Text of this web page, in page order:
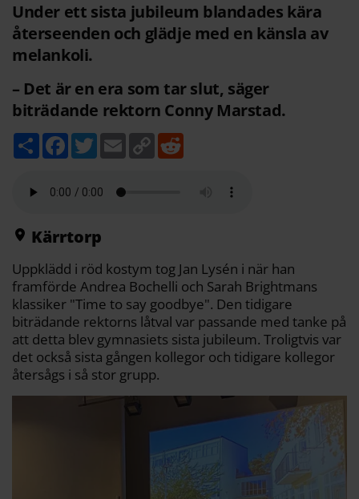
Under ett sista jubileum blandades kära
återseenden och glädje med en känsla av
melankoli.
– Det är en era som tar slut, säger
biträdande rektorn Conny Marstad.
D
e
F
b
k
T
w
t
E
m
C
o
Kärrtorp
Uppklädd i röd kostym tog Jan Lysén i när han
framförde Andrea Bochelli och Sarah Brightmans
klassiker "Time to say goodbye". Den tidigare
biträdande rektorns låtval var passande med tanke på
att detta blev gymnasiets sista jubileum. Troligtvis var
det också sista gången kollegor och tidigare kollegor
återsågs i så stor grupp.